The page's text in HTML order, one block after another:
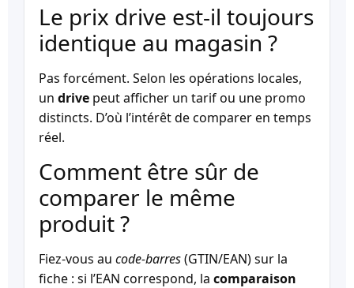
Le prix drive est-il toujours
identique au magasin ?
Pas forcément. Selon les opérations locales,
un drive peut afficher un tarif ou une promo
distincts. D’où l’intérêt de comparer en temps
réel.
Comment être sûr de
comparer le même
produit ?
Fiez-vous au code-barres(GTIN/EAN) sur la
fiche : si l’EAN correspond, la comparaison